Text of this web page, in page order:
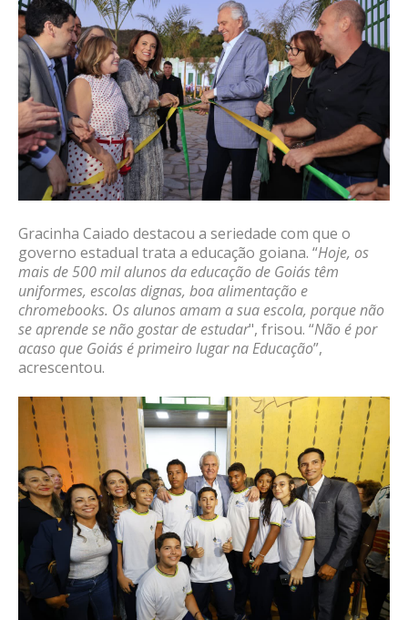
Gracinha Caiado destacou a seriedade com que o
governo estadual trata a educação goiana. “Hoje, os
mais de 500 mil alunos da educação de Goiás têm
uniformes, escolas dignas, boa alimentação e
chromebooks. Os alunos amam a sua escola, porque não
se aprende se não gostar de estudar", frisou. “Não é por
acaso que Goiás é primeiro lugar na Educação”,
acrescentou.